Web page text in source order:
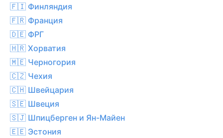
🇫🇮 Финляндия
🇫🇷 Франция
🇩🇪 ФРГ
🇭🇷 Хорватия
🇲🇪 Черногория
🇨🇿 Чехия
🇨🇭 Швейцария
🇸🇪 Швеция
🇸🇯 Шпицберген и Ян-Майен
🇪🇪 Эстония